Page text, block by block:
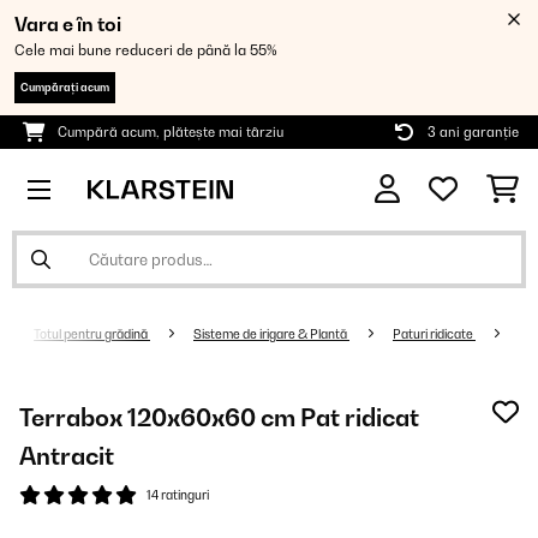
Vara e în toi
Cele mai bune reduceri de până la 55%
Cumpărați acum
Cumpără acum, plătește mai târziu 3 ani garanție
Totul pentru grădină Sisteme de irigare & Plantă Paturi ridicate
Terrabox 120x60x60 cm Pat ridicat
Antracit
14 ratinguri